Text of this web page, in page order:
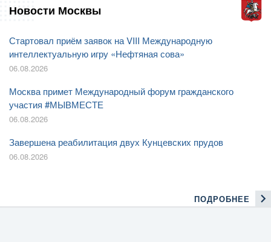
Новости Москвы
Стартовал приём заявок на VIII Международную
интеллектуальную игру «Нефтяная сова»
06.08.2026
Москва примет Международный форум гражданского
участия #МЫВМЕСТЕ
06.08.2026
Завершена реабилитация двух Кунцевских прудов
06.08.2026
ПОДРОБНЕЕ